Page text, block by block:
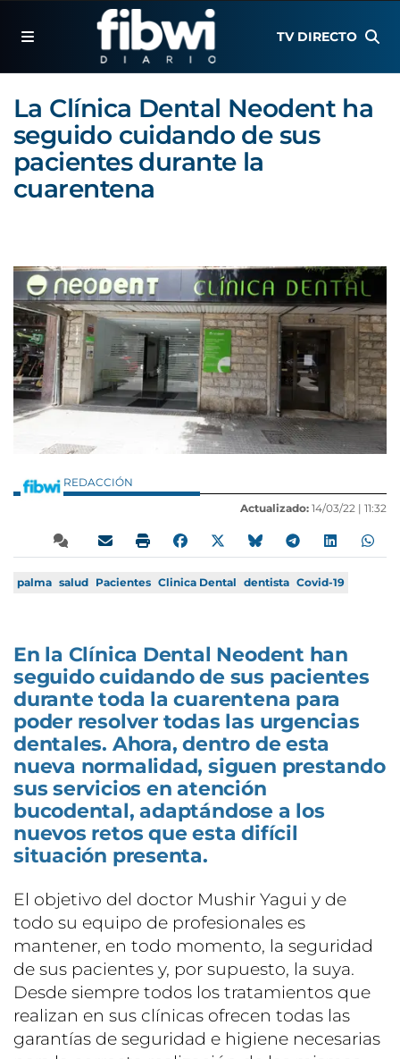
TV DIRECTO
La Clínica Dental Neodent ha
seguido cuidando de sus
pacientes durante la
cuarentena
REDACCIÓN
Actualizado: 14/03/22 | 11:32
palma salud Pacientes Clinica Dental dentista Covid-19
En la Clínica Dental Neodent han
seguido cuidando de sus pacientes
durante toda la cuarentena para
poder resolver todas las urgencias
dentales. Ahora, dentro de esta
nueva normalidad, siguen prestando
sus servicios en atención
bucodental, adaptándose a los
nuevos retos que esta difícil
situación presenta.
El objetivo del doctor Mushir Yagui y de
todo su equipo de profesionales es
mantener, en todo momento, la seguridad
de sus pacientes y, por supuesto, la suya.
Desde siempre todos los tratamientos que
realizan en sus clínicas ofrecen todas las
garantías de seguridad e higiene necesarias